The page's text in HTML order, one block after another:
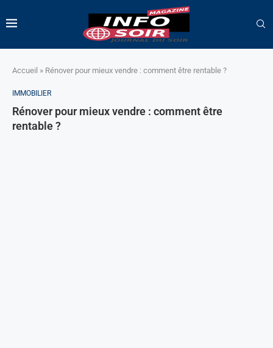
Accueil » Rénover pour mieux vendre : comment être rentable ?
IMMOBILIER
Rénover pour mieux vendre : comment être
rentable ?